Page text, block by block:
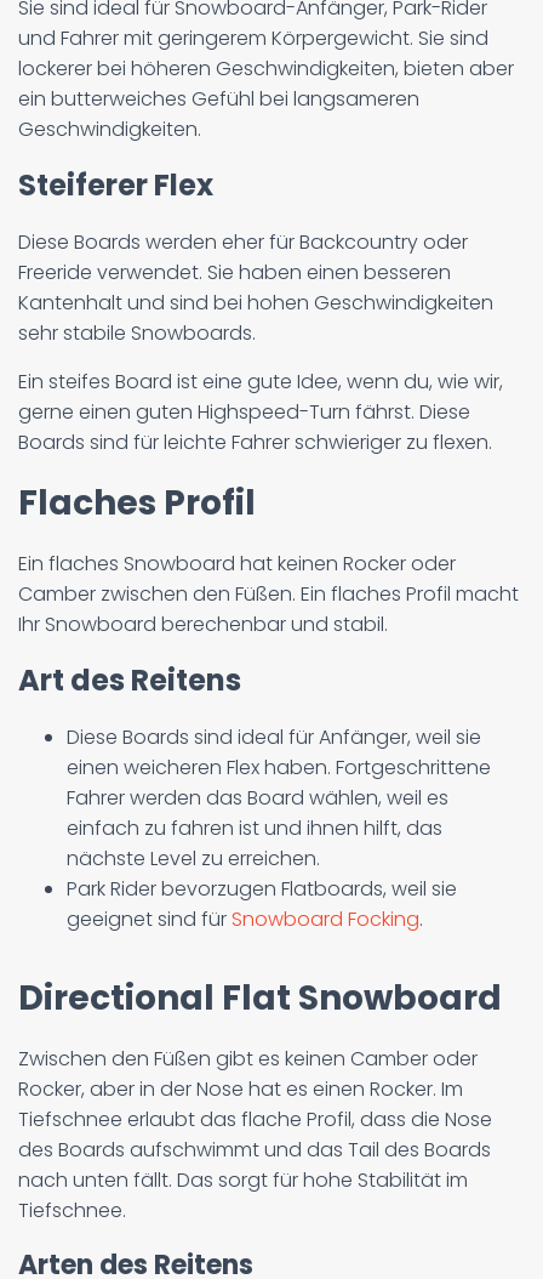
Sie sind ideal für Snowboard-Anfänger, Park-Rider
und Fahrer mit geringerem Körpergewicht. Sie sind
lockerer bei höheren Geschwindigkeiten, bieten aber
ein butterweiches Gefühl bei langsameren
Geschwindigkeiten.
Steiferer Flex
Diese Boards werden eher für Backcountry oder
Freeride verwendet. Sie haben einen besseren
Kantenhalt und sind bei hohen Geschwindigkeiten
sehr stabile Snowboards.
Ein steifes Board ist eine gute Idee, wenn du, wie wir,
gerne einen guten Highspeed-Turn fährst. Diese
Boards sind für leichte Fahrer schwieriger zu flexen.
Flaches Profil
Ein flaches Snowboard hat keinen Rocker oder
Camber zwischen den Füßen. Ein flaches Profil macht
Ihr Snowboard berechenbar und stabil.
Art des Reitens
Diese Boards sind ideal für Anfänger, weil sie
einen weicheren Flex haben. Fortgeschrittene
Fahrer werden das Board wählen, weil es
einfach zu fahren ist und ihnen hilft, das
nächste Level zu erreichen.
Park Rider bevorzugen Flatboards, weil sie
geeignet sind für Snowboard Focking.
Directional Flat Snowboard
Zwischen den Füßen gibt es keinen Camber oder
Rocker, aber in der Nose hat es einen Rocker. Im
Tiefschnee erlaubt das flache Profil, dass die Nose
des Boards aufschwimmt und das Tail des Boards
nach unten fällt. Das sorgt für hohe Stabilität im
Tiefschnee.
Arten des Reitens